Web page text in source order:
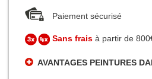
Paiement sécurisé
Sans fraisà partir de
AVANTAGES PEINTURES